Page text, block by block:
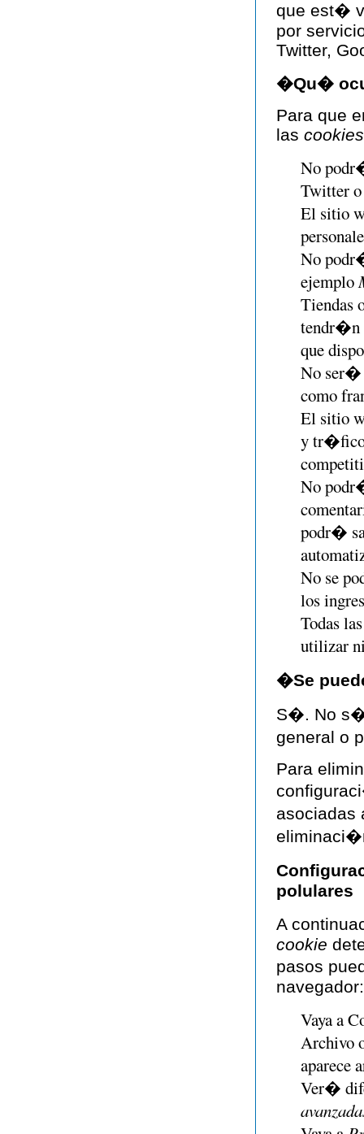
que est�
por
Twitter,
�Qu�
Para que
las cookies
No
Twitter
El sitio
No
ejemplo
Tiendas
tendr�n
que
No ser�
como
El sitio
y tr�fico
No
podr�
No se
los
Todas
utilizar
�Se
S�. No
general o
Para
asociadas
polulares
A
cookie
pasos
navegador:
Vaya a
Archivo
aparece
Ver�